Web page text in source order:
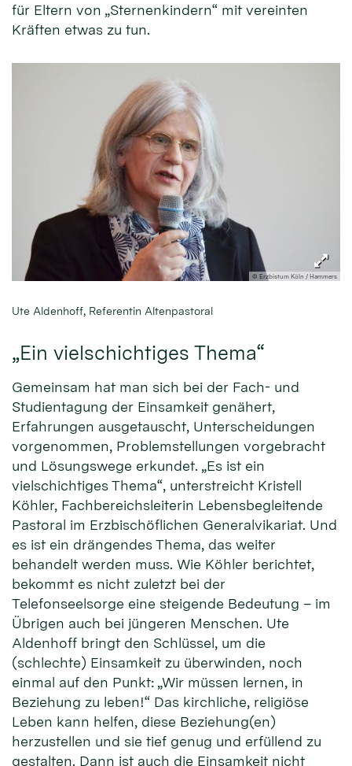
für Eltern von „Sternenkindern“ mit vereinten
Kräften etwas zu tun.
© Erzbistum Köln / Hammers
Ute Aldenhoff, Referentin Altenpastoral
„Ein vielschichtiges Thema“
Gemeinsam hat man sich bei der Fach- und
Studientagung der Einsamkeit genähert,
Erfahrungen ausgetauscht, Unterscheidungen
vorgenommen, Problemstellungen vorgebracht
und Lösungswege erkundet. „Es ist ein
vielschichtiges Thema“, unterstreicht Kristell
Köhler, Fachbereichsleiterin Lebensbegleitende
Pastoral im Erzbischöflichen Generalvikariat. Und
es ist ein drängendes Thema, das weiter
behandelt werden muss. Wie Köhler berichtet,
bekommt es nicht zuletzt bei der
Telefonseelsorge eine steigende Bedeutung – im
Übrigen auch bei jüngeren Menschen. Ute
Aldenhoff bringt den Schlüssel, um die
(schlechte) Einsamkeit zu überwinden, noch
einmal auf den Punkt: „Wir müssen lernen, in
Beziehung zu leben!“ Das kirchliche, religiöse
Leben kann helfen, diese Beziehung(en)
herzustellen und sie tief genug und erfüllend zu
gestalten. Dann ist auch die Einsamkeit nicht